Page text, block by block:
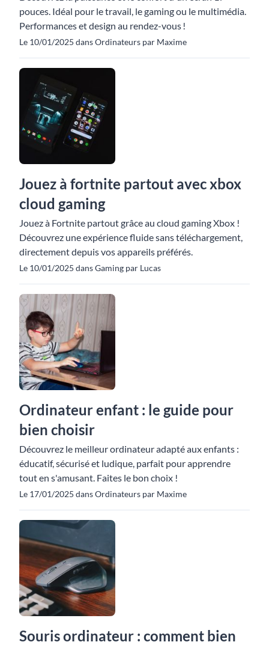
pouces. Idéal pour le travail, le gaming ou le multimédia.
Performances et design au rendez-vous !
Le 10/01/2025 dans Ordinateurs par Maxime
Jouez à fortnite partout avec xbox
cloud gaming
Jouez à Fortnite partout grâce au cloud gaming Xbox !
Découvrez une expérience fluide sans téléchargement,
directement depuis vos appareils préférés.
Le 10/01/2025 dans Gaming par Lucas
Ordinateur enfant : le guide pour
bien choisir
Découvrez le meilleur ordinateur adapté aux enfants :
éducatif, sécurisé et ludique, parfait pour apprendre
tout en s'amusant. Faites le bon choix !
Le 17/01/2025 dans Ordinateurs par Maxime
Souris ordinateur : comment bien